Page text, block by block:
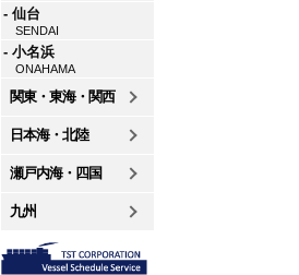
- 仙台
SENDAI
- 小名浜
ONAHAMA
関東・東海・関西
日本海・北陸
瀬戸内海・四国
九州